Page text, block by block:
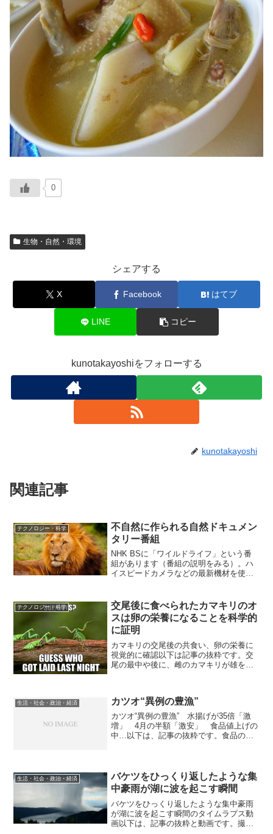
0
生物・自然・環境
シェアする
X Facebook はてブ
LINE コピー
kunotakayoshiをフォローする
kunotakayoshi
関連記事
テクノロジー・科学
不自然に作られる自然ドキュメン
タリー番組
NHK BSに「ワイルドライフ」という番
組があります（番組の説明をみる）。ハ
イスピードカメラなどの最新機材を使っ
報を提供してくれます。一番印象に残っ
ているのは、「アフリ...
テクノロジー・科学
交尾後に食べられたカマキリのオ
スは卵の栄養になることを科学的
に証明
カマキリの交尾後の共食い、卵の栄養に
視覚的に確認以下は記事の抜粋です。交
尾の最中や後に、雌のカマキリが雄を捕
論文が6月29日、発表...
生活・社会・政治・経済 カツオ“異例の豊漁”
カツオ“異例の豊漁” 水揚げが35倍「激
増」 4月の半額「激安」 食品値上げの
中…以下は、記事の抜粋です。食品の値
うか？■千...
生活・社会・政治・経済
バケツをひっくり返したような集
中豪雨が湖に波を起こす瞬間
バケツをひっくり返したような集中豪雨
が湖に波を起こす瞬間のタイムラプス動
画以下は、記事の抜粋と動画です。撮影